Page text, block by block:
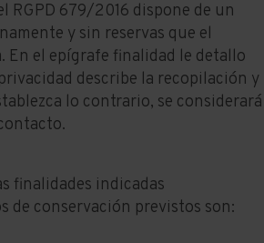
RGPD 679/2016 dispone de un
y sin reservas que el
En el epígrafe finalidad le detallo
describe la recopilación y
lo contrario, se considerará
finalidades indicadas
de conservación previstos son: